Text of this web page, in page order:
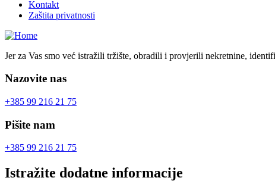
Kontakt
Zaštita privatnosti
Jer za Vas smo već istražili tržište, obradili i provjerili nekretnine,
Nazovite nas
+385 99 216 21 75
Pišite nam
+385 99 216 21 75
Istražite dodatne informacije